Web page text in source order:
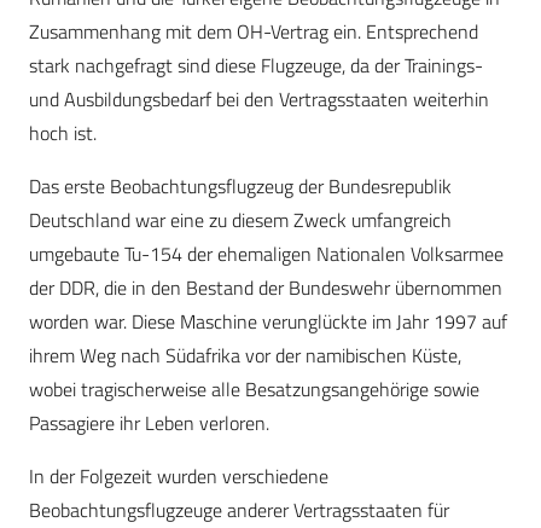
Zusammenhang mit dem OH-Vertrag ein. Entsprechend
stark nachgefragt sind diese Flugzeuge, da der Trainings-
und Ausbildungsbedarf bei den Vertragsstaaten weiterhin
hoch ist.
Das erste Beobachtungsflugzeug der Bundesrepublik
Deutschland war eine zu diesem Zweck umfangreich
umgebaute Tu-154 der ehemaligen Nationalen Volksarmee
der DDR, die in den Bestand der Bundeswehr übernommen
worden war. Diese Maschine verunglückte im Jahr 1997 auf
ihrem Weg nach Südafrika vor der namibischen Küste,
wobei tragischerweise alle Besatzungsangehörige sowie
Passagiere ihr Leben verloren.
In der Folgezeit wurden verschiedene
Beobachtungsflugzeuge anderer Vertragsstaaten für